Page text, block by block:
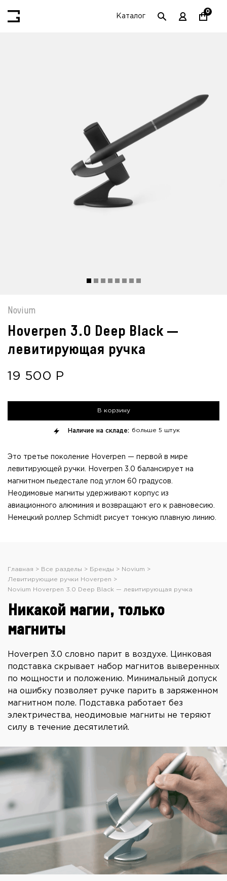
Каталог
0
Novium
Hoverpen 3.0 Deep Black —
левитирующая ручка
19 500 Р
В корзину
Наличие на складе: больше 5 штук
Это третье поколение Hoverpen — первой в мире
левитирующей ручки. Hoverpen 3.0 балансирует на
магнитном пьедестале под углом 60 градусов.
Неодимовые магниты удерживают корпус из
авиационного алюминия и возвращают его к равновесию.
Немецкий роллер Schmidt рисует тонкую плавную линию.
Главная Все разделы Бренды
Novium
Левитирующие ручки Hoverpen
Novium Hoverpen 3.0 Deep Black — левитирующая ручка
Никакой магии, только
магниты
Hoverpen 3.0 словно парит в воздухе. Цинковая
подставка скрывает набор магнитов выверенных
по мощности и положению. Минимальный допуск
на ошибку позволяет ручке парить в заряженном
магнитном поле. Подставка работает без
электричества, неодимовые магниты не теряют
силу в течение десятилетий.